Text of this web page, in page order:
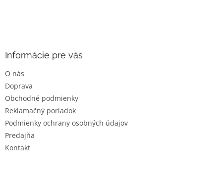
Informácie pre vás
O nás
Doprava
Obchodné podmienky
Reklamačný poriadok
Podmienky ochrany osobných údajov
Predajňa
Kontakt